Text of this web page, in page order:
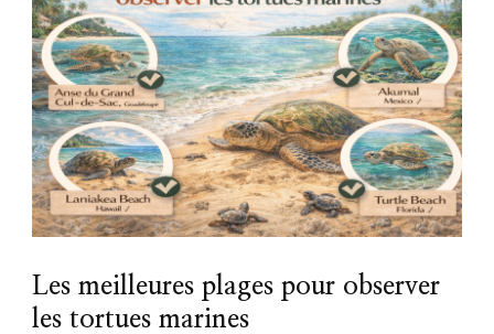
Les meilleures plages pour observer
les tortues marines